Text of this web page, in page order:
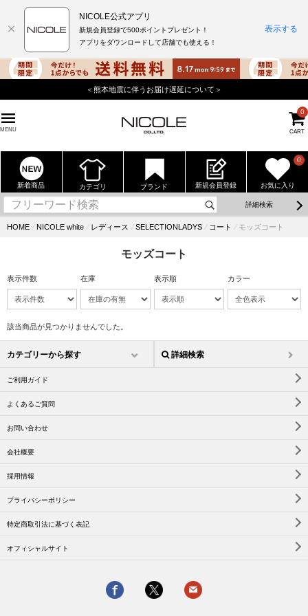
＜熊本地震に伴うお届け遅延について＞
MENU CART
0
新着商品 カテゴリ ブランド 新規会員登録 お気に入り
0
詳細検索
HOME ⁄ NICOLE white ⁄ レディース ⁄ SELECTIONLADYS ⁄ コート ⁄ モッズコート
モッズコート
表示件数 在庫 表示順 カラー
該当商品が見つかりませんでした。
カテゴリーから探す 詳細検索
ご利用ガイド
よくあるご質問
お問い合わせ
会社概要
採用情報
プライバシーポリシー
特定商取引法に基づく表記
オフィシャルサイト
NICOLE公式アプリ
新規会員登録で500ポイントプレゼント！
アプリをダウンロードして店舗でも使える！
表示する